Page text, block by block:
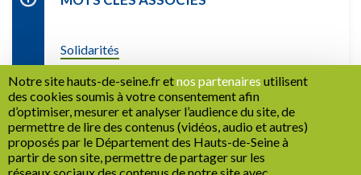
Solidarités
RETOUR
Notre site hauts-de-seine.fr etnos partenaires utilisent
des cookies soumis à votre consentement afin
d’optimiser, mesurer et analyser l’audience du site, de
permettre de lire des contenus (vidéos, audio et autres)
proposés par le Département des Hauts-de-Seine à
partir de son site, permettre de partager sur les